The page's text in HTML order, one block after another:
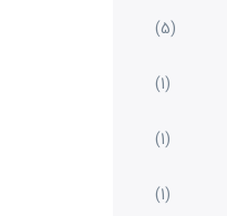
(5)
(1)
(1)
(1)